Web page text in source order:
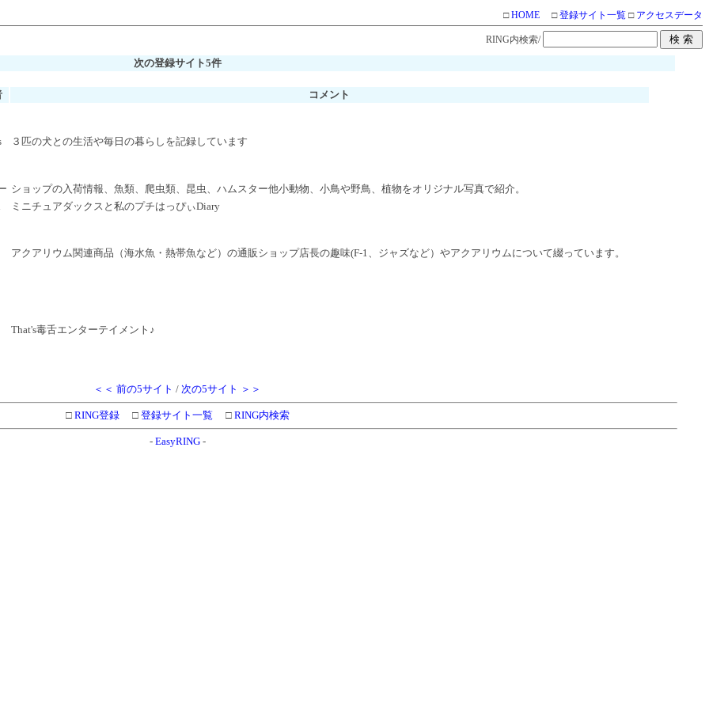
□HOME □登録サイト一覧 □アクセスデータ
RING内検索/
次の登録サイト5件
コメント
３匹の犬との生活や毎日の暮らしを記録しています
ショップの入荷情報、魚類、爬虫類、昆虫、ハムスター他小動物、小鳥や野鳥、植物をオリジナル写真で紹介。
ミニチュアダックスと私のプチはっぴぃDiary
アクアリウム関連商品（海水魚・熱帯魚など）の通販ショップ店長の趣味(F-1、ジャズなど）やアクアリウムについて綴っています。
That's毒舌エンターテイメント♪
＜＜ 前の5サイト / 次の5サイト ＞＞
□RING登録□登録サイト一覧 □RING内検索
- EasyRING-